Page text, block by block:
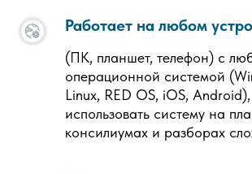
Работает на любом
(ПК, планшет, телефон) с
операционной системой
Linux, RED OS, iOS, Android),
использовать систему на
консилиумах и разборах